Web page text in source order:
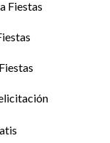
Fiestas